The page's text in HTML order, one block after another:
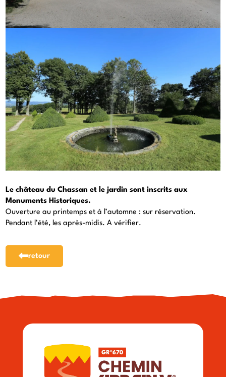
Le château du Chassan et le jardin sont inscrits aux
Monuments Historiques.
Ouverture au printemps et à l’automne : sur réservation.
Pendant l’été, les après-midis. A vérifier.
retour